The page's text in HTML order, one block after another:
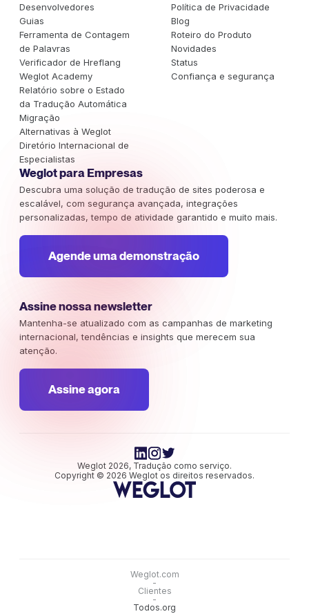
Desenvolvedores
Guias
Ferramenta de Contagem
de Palavras
Verificador de Hreflang
Weglot Academy
Relatório sobre o Estado
da Tradução Automática
Migração
Alternativas à Weglot
Diretório Internacional de
Especialistas
Política de Privacidade
Blog
Roteiro do Produto
Novidades
Status
Confiança e segurança
Weglot para Empresas
Descubra uma solução de tradução de sites poderosa e
escalável, com segurança avançada, integrações
personalizadas, tempo de atividade garantido e muito mais.
Agende uma demonstração
Assine nossa newsletter
Mantenha-se atualizado com as campanhas de marketing
internacional, tendências e insights que merecem sua
atenção.
Assine agora
Weglot 2026, Tradução como serviço.
Copyright © 2026 Weglot os direitos reservados.
Weglot.com
-
Clientes
-
Todos.org